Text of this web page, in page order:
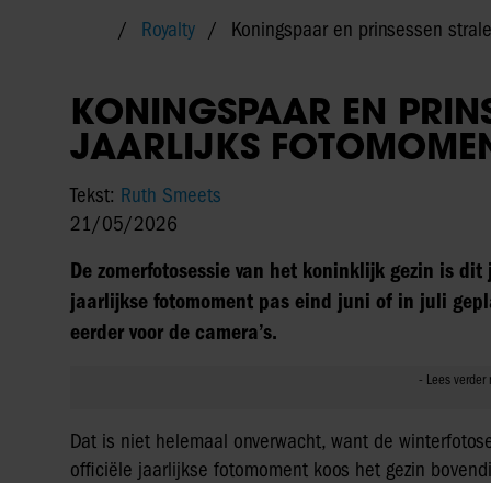
Royalty Koningspaar en prinsessen
KONINGSPAAR EN
JAARLIJKS
Tekst: Ruth Smeets
21/05/2026
De zomerfotosessie van het koninklijk gezin is
jaarlijkse fotomoment pas eind juni of in juli
eerder voor de camera’s.
Dat is niet helemaal onverwacht, want de
officiële jaarlijkse fotomoment koos het gezin